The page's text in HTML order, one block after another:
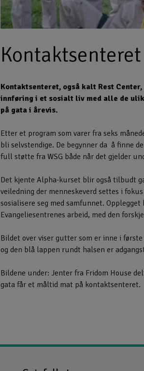
Kontaktsenteret, også kalt Rest
innføring i et sosialt liv med alle de
på gata i årevis.
Etter et program som varer fra seks
bli selvstendige. De begynner da å finne
full støtte fra WSG både når det gjelder
Det kjente Alpha-kurset blir også tilbudt
veiledning der menneskeverd settes i
sosialisere seg med samfunnet.
Evangeliesentrenes arbeid, med den
Bildet over viser gutter som er inne i
og den blå lappen rundt halsen er
Bildene under: Jenter fra Fridom House
gata får et måltid mat på kontaktsenteret.